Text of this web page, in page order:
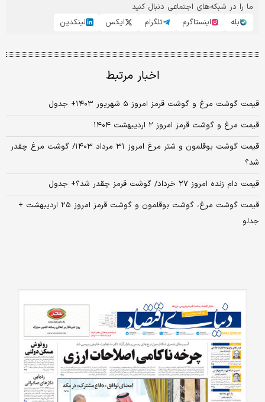
ما را در شبکه‌های اجتماعی دنبال کنید
بله
اینستاگرم تلگرام ایکس لینکدین
اخبار مرتبط
قیمت گوشت مرغ و گوشت قرمز امروز ۵ شهریور ۱۴۰۳+ جدول
قیمت مرغ و گوشت قرمز امروز ۲ اردیبهشت ۱۴۰۴
قیمت گوشت بوقلمون و شتر مرغ امروز ۳۱ مرداد ۱۴۰۳/ گوشت مرغ چقدر
شد؟
قیمت دام زنده امروز ۲۷ خرداد/ گوشت قرمز چقدر شد؟+ جدول
قیمت گوشت مرغ، گوشت بوقلمون و گوشت قرمز امروز ۲۵ اردیبهشت +
جدلو